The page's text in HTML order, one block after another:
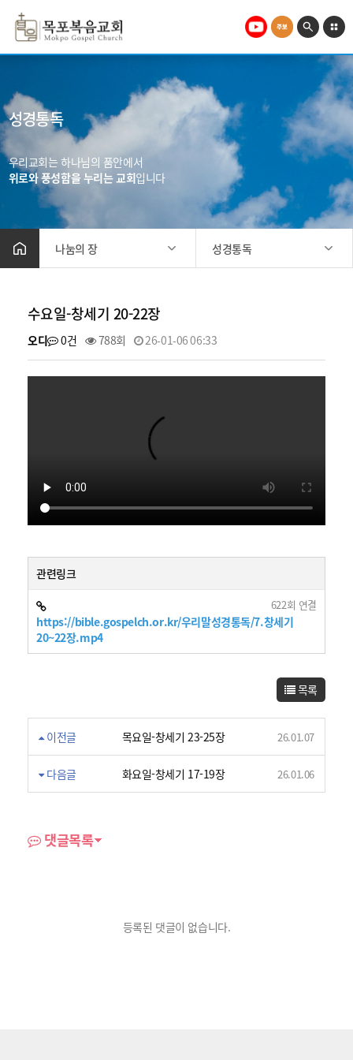
성경통독
우리교회는 하나님의 품안에서
위로와 풍성함을 누리는 교회입니다
나눔의 장
말씀과찬양
미디어
공지게시판
성경통독
자유게시판
성경통독
수요일-창세기 20-22장
오디 0건 788회 26-01-06 06:33
관련링크
https://bible.gospelch.or.kr/우리말성경통독/7.창세기
20~22장.mp4
622회 연결
목록
이전글 목요일-창세기 23-25장 26.01.07
다음글 화요일-창세기 17-19장 26.01.06
댓글목록
등록된 댓글이 없습니다.